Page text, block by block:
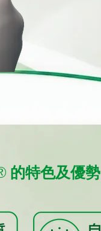
的特色及優勢